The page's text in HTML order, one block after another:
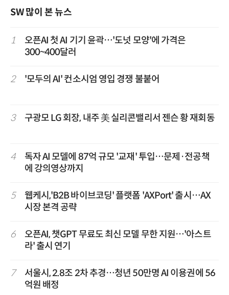
SW 많이 본 뉴스
1
오픈AI 첫 AI 기기 윤곽…'도넛 모양'에 가격은
300~400달러
2 '모두의 AI' 컨소시엄 영입 경쟁 불붙어
3 구광모 LG 회장, 내주 美 실리콘밸리서 젠슨 황 재회동
4
독자 AI 모델에 87억 규모 '교재' 투입…문제·전공책
에 강의영상까지
5
웹케시,'B2B 바이브코딩' 플랫폼 'AXPort' 출시…AX
시장 본격 공략
6
오픈AI, 챗GPT 무료도 최신 모델 무한 지원…'아스트
라' 출시 연기
7
서울시, 2.8조 2차 추경…청년 50만명 AI 이용권에 56
억원 배정